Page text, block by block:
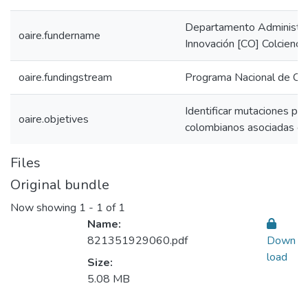
oaire.fundername
Departamento
Innovación [CO]
oaire.fundingstream Programa Nacional de
oaire.objetives
Identificar mutaciones
colombianos asociadas
Files
Original bundle
Now showing 1 - 1 of 1
Name:
821351929060.pdf
Size:
5.08 MB
Down
load